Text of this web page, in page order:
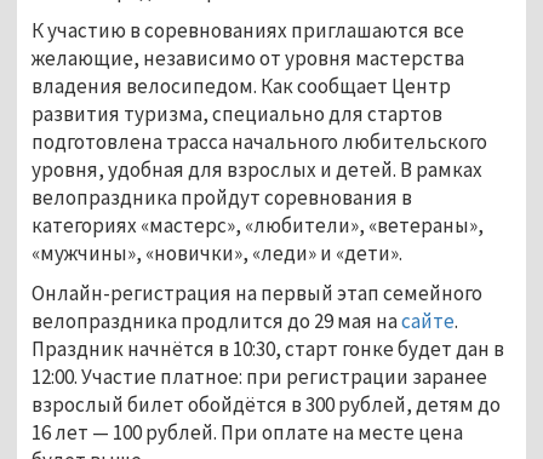
К участию в соревнованиях приглашаются все
желающие, независимо от уровня мастерства
владения велосипедом. Как сообщает Центр
развития туризма, специально для стартов
подготовлена трасса начального любительского
уровня, удобная для взрослых и детей. В рамках
велопраздника пройдут соревнования в
категориях «мастерс», «любители», «ветераны»,
«мужчины», «новички», «леди» и «дети».
Онлайн-регистрация на первый этап семейного
велопраздника продлится до 29 мая насайте.
Праздник начнётся в 10:30, старт гонке будет дан в
12:00. Участие платное: при регистрации заранее
взрослый билет обойдётся в 300 рублей, детям до
16 лет — 100 рублей. При оплате на месте цена